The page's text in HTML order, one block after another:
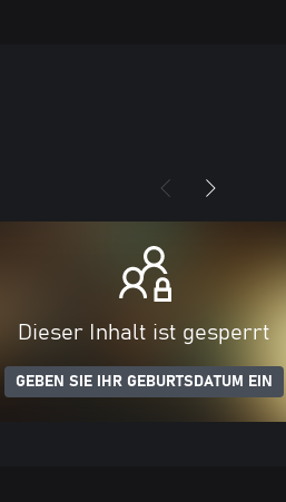
Dieser Inhalt ist gesperrt
GEBEN SIE IHR GEBURTSDATUM EIN